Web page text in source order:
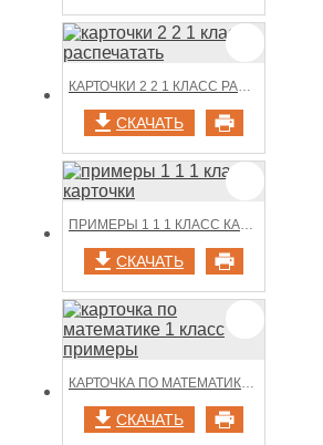
КАРТОЧКИ 2 2 1 КЛАСС РАСПЕЧАТАТЬ
СКАЧАТЬ
ПРИМЕРЫ 1 1 1 КЛАСС КАРТОЧКИ
СКАЧАТЬ
КАРТОЧКА ПО МАТЕМАТИКЕ 1 КЛАСС ПРИМЕРЫ
СКАЧАТЬ